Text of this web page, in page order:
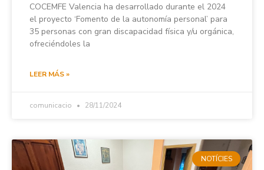
COCEMFE Valencia ha desarrollado durante el 2024
el proyecto ‘Fomento de la autonomía personal’ para
35 personas con gran discapacidad física y/u orgánica,
ofreciéndoles la
LEER MÁS »
comunicacio 28/11/2024
NOTÍCIES